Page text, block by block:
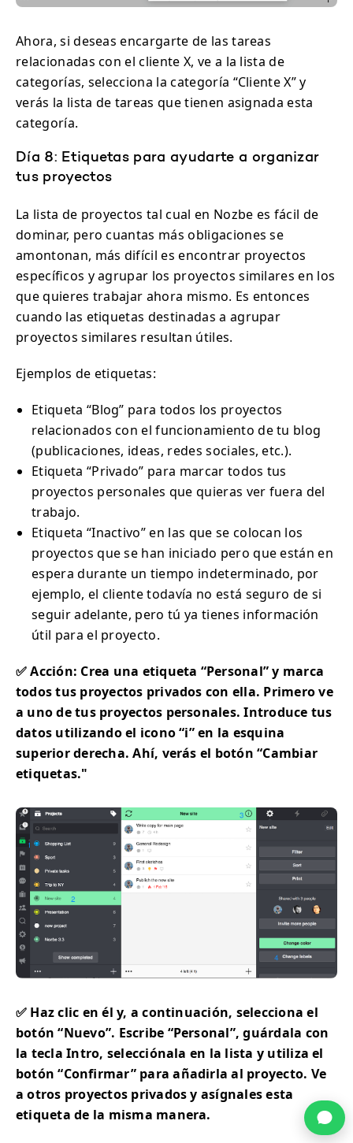
Ahora, si deseas encargarte de las tareas
relacionadas con el cliente X, ve a la lista de
categorías, selecciona la categoría “Cliente X” y
verás la lista de tareas que tienen asignada esta
categoría.
Día 8: Etiquetas para ayudarte a organizar
tus proyectos
La lista de proyectos tal cual en Nozbe es fácil de
dominar, pero cuantas más obligaciones se
amontonan, más difícil es encontrar proyectos
específicos y agrupar los proyectos similares en los
que quieres trabajar ahora mismo. Es entonces
cuando las etiquetas destinadas a agrupar
proyectos similares resultan útiles.
Ejemplos de etiquetas:
Etiqueta “Blog” para todos los proyectos
relacionados con el funcionamiento de tu blog
(publicaciones, ideas, redes sociales, etc.).
Etiqueta “Privado” para marcar todos tus
proyectos personales que quieras ver fuera del
trabajo.
Etiqueta “Inactivo” en las que se colocan los
proyectos que se han iniciado pero que están en
espera durante un tiempo indeterminado, por
ejemplo, el cliente todavía no está seguro de si
seguir adelante, pero tú ya tienes información
útil para el proyecto.
✅ Acción: Crea una etiqueta “Personal” y marca
todos tus proyectos privados con ella. Primero ve
a uno de tus proyectos personales. Introduce tus
datos utilizando el icono “i” en la esquina
superior derecha. Ahí, verás el botón “Cambiar
etiquetas."
✅ Haz clic en él y, a continuación, selecciona el
botón “Nuevo”. Escribe “Personal”, guárdala con
la tecla Intro, selecciónala en la lista y utiliza el
botón “Confirmar” para añadirla al proyecto. Ve
a otros proyectos privados y asígnales esta
etiqueta de la misma manera.
c